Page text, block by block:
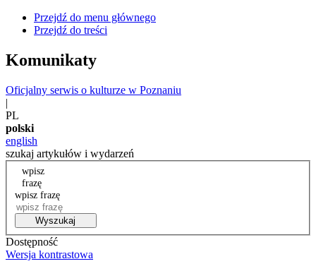
Przejdź do menu głównego
Przejdź do treści
Komunikaty
Oficjalny serwis o kulturze w Poznaniu
|
PL
polski
english
szukaj artykułów i wydarzeń
wpisz
frazę
wpisz frazę
Wyszukaj
Dostępność
Wersja kontrastowa